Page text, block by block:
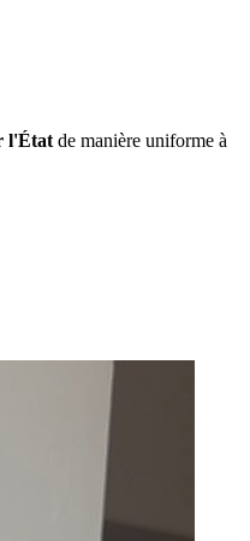
l'État de manière uniforme à